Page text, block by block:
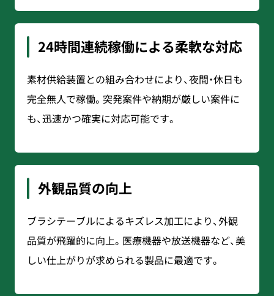
24時間連続稼働による柔軟な対応
素材供給装置との組み合わせにより、夜間・休日も
完全無人で稼働。突発案件や納期が厳しい案件に
も、迅速かつ確実に対応可能です。
外観品質の向上
ブラシテーブルによるキズレス加工により、外観
品質が飛躍的に向上。医療機器や放送機器など、美
しい仕上がりが求められる製品に最適です。